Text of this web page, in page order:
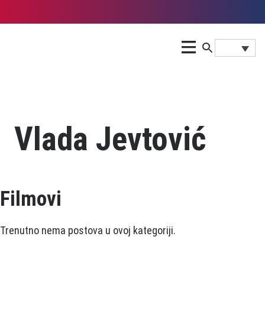
Vlada Jevtović
Filmovi
Trenutno nema postova u ovoj kategoriji.